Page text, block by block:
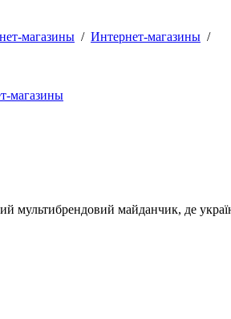
магазины / Интернет-магазины /
магазины
мультибрендовий майданчик, де